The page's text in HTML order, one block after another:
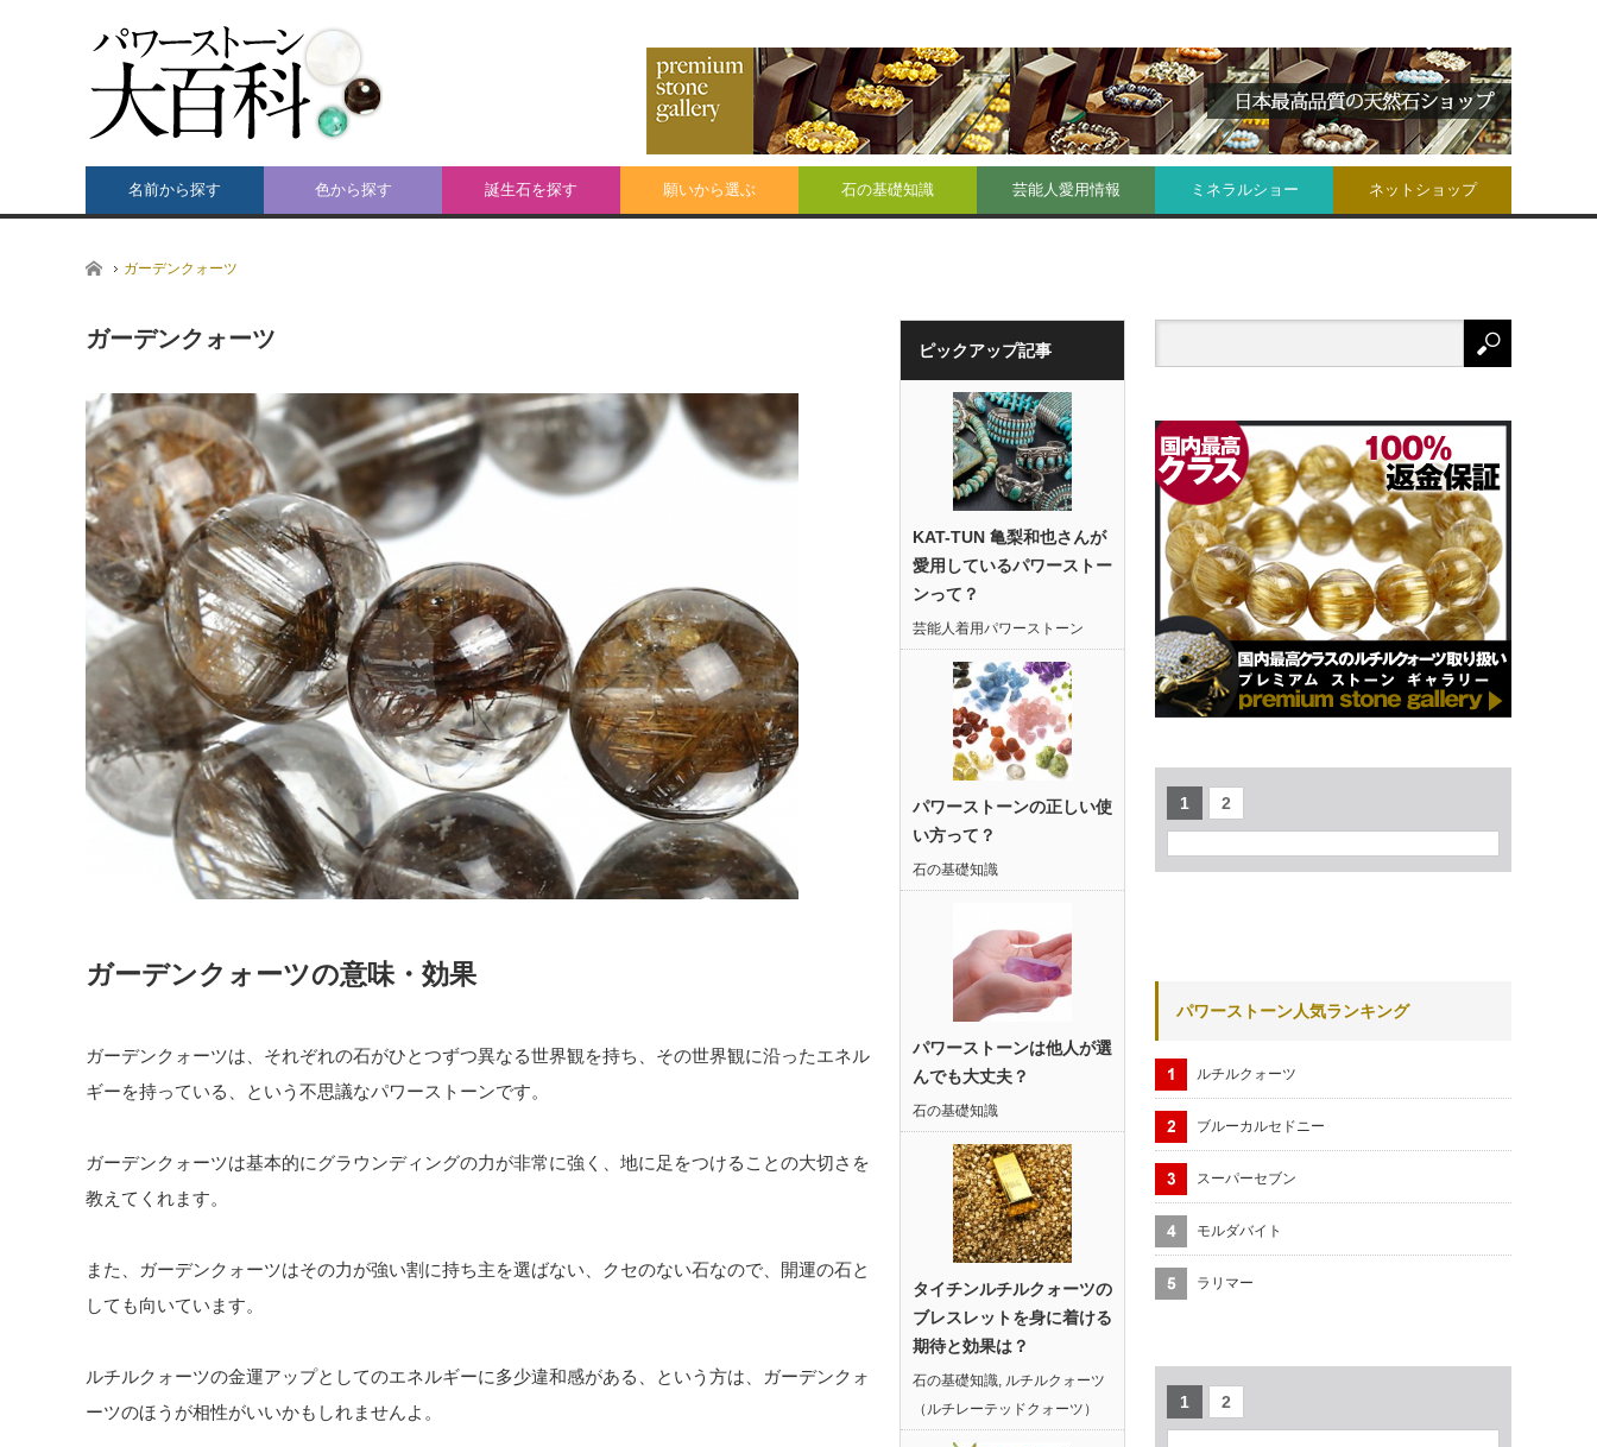
名前から探す 色から探す 誕生石を探す 願いから選ぶ 石の基礎知識 芸能人愛用情報 ミネラルショー ネットショップ
ホームガーデンクォーツ
ガーデンクォーツ
ガーデンクォーツの意味・効果
ガーデンクォーツは、それぞれの石がひとつずつ異なる世界観を持ち、その世界観に沿ったエネル
ギーを持っている、という不思議なパワーストーンです。
ガーデンクォーツは基本的にグラウンディングの力が非常に強く、地に足をつけることの大切さを
教えてくれます。
また、ガーデンクォーツはその力が強い割に持ち主を選ばない、クセのない石なので、開運の石と
しても向いています。
ルチルクォーツの金運アップとしてのエネルギーに多少違和感がある、という方は、ガーデンクォ
ーツのほうが相性がいいかもしれませんよ。
ピックアップ記事
KAT-TUN 亀梨和也さんが
愛用しているパワーストー
ンって？
芸能人着用パワーストーン
パワーストーンの正しい使
い方って？
石の基礎知識
パワーストーンは他人が選
んでも大丈夫？
石の基礎知識
タイチンルチルクォーツの
ブレスレットを身に着ける
期待と効果は？
石の基礎知識, ルチルクォーツ
（ルチレーテッドクォーツ）
1 2
パワーストーン人気ランキング
ルチルクォーツ
ブルーカルセドニー
スーパーセブン
モルダバイト
ラリマー
1 2